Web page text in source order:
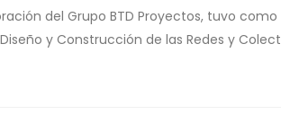
del Grupo BTD Proyectos, tuvo
y Construcción de las Redes y